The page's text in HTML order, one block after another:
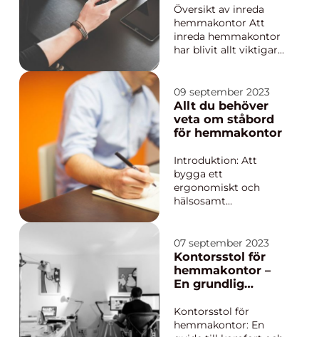
och metoder, vilket
inte bara gynna...
arbetsplatsen i
ditt hem
Översikt av inreda
hemmakontor Att
inreda hemmakontor
har blivit allt viktigare
arbeta hemifrån eller
behöver en plats att
studera och fokusera
på uppgifter. Ett
trivsamt
hemmakontor kan
göra sto...
09 september 2023
Allt du behöver
veta om ståbord
för hemmakontor
Introduktion: Att
bygga ett
ergonomiskt och
hälsosamt
viktigare under de
senaste åren. Ett sätt
att uppnå detta är
genom att använda
hemmakontor. I
denna artikel kommer
07 september 2023
Kontorsstol för
hemmakontor –
En grundlig
Kontorsstol för
hemmakontor: En